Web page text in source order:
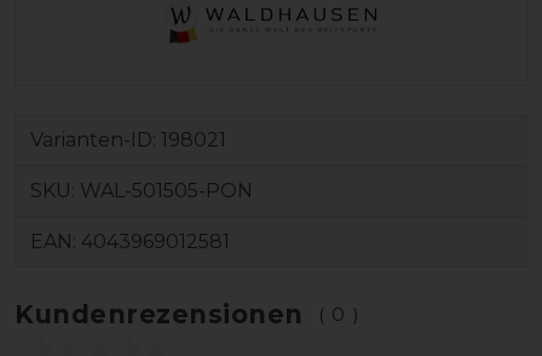
Varianten-ID: 198021
SKU: WAL-501505-PON
EAN: 4043969012581
Kundenrezensionen (0)